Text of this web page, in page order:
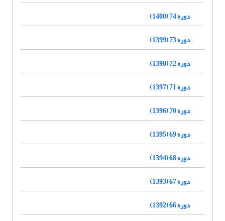
دوره 74 (1400)
دوره 73 (1399)
دوره 72 (1398)
دوره 71 (1397)
دوره 70 (1396)
دوره 69 (1395)
دوره 68 (1394)
دوره 67 (1393)
دوره 66 (1392)